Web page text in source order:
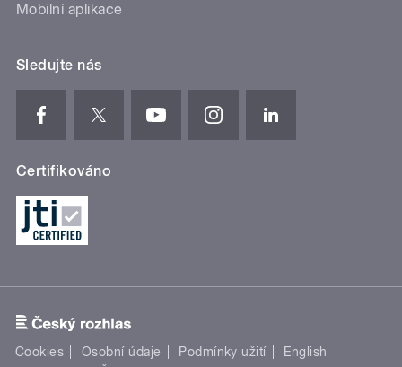
Mobilní aplikace
Sledujte nás
Certifikováno
Cookies Osobní údaje Podmínky užití
English